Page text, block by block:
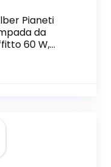
Pianeti
da
60 W,